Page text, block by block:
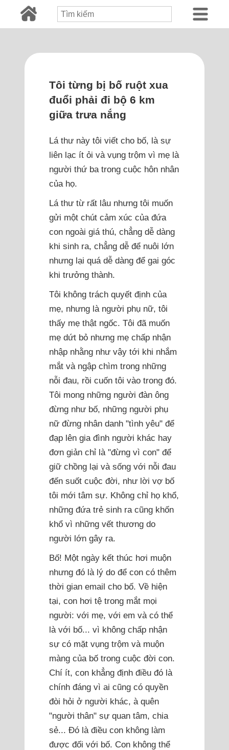
Tôi từng bị bố ruột xua
đuổi phải đi bộ 6 km
giữa trưa nắng
Lá thư này tôi viết cho bố, là sự
liên lạc ít ỏi và vụng trộm vì mẹ là
người thứ ba trong cuộc hôn nhân
của họ.
Lá thư từ rất lâu nhưng tôi muốn
gửi một chút cảm xúc của đứa
con ngoài giá thú, chẳng dễ dàng
khi sinh ra, chẳng dễ để nuôi lớn
nhưng lại quá dễ dàng để gai góc
khi trưởng thành.
Tôi không trách quyết định của
mẹ, nhưng là người phụ nữ, tôi
thấy mẹ thật ngốc. Tôi đã muốn
mẹ dứt bỏ nhưng mẹ chấp nhận
nhập nhằng như vậy tới khi nhắm
mắt và ngập chìm trong những
nỗi đau, rồi cuốn tôi vào trong đó.
Tôi mong những người đàn ông
đừng như bố, những người phụ
nữ đừng nhân danh "tình yêu" để
đạp lên gia đình người khác hay
đơn giản chỉ là "đừng vì con" để
giữ chồng lại và sống với nỗi đau
đến suốt cuộc đời, như lời vợ bố
tôi mới tâm sự. Không chỉ họ khổ,
những đứa trẻ sinh ra cũng khốn
khổ vì những vết thương do
người lớn gây ra.
Bố! Một ngày kết thúc hơi muộn
nhưng đó là lý do để con có thêm
thời gian email cho bố. Về hiện
tại, con hơi tệ trong mắt mọi
người: với mẹ, với em và có thể
là với bố... vì không chấp nhận
sự có mặt vụng trộm và muộn
màng của bố trong cuộc đời con.
Chí ít, con khẳng định điều đó là
chính đáng vì ai cũng có quyền
đòi hỏi ở người khác, à quên
"người thân" sự quan tâm, chia
sẻ... Đó là điều con không làm
được đối với bố. Con không thể